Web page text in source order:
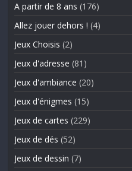
A partir de 8 ans (176)
Allez jouer dehors ! (4)
Jeux Choisis (2)
Jeux d'adresse (81)
Jeux d'ambiance (20)
Jeux d'énigmes (15)
Jeux de cartes (229)
Jeux de dés (52)
Jeux de dessin (7)